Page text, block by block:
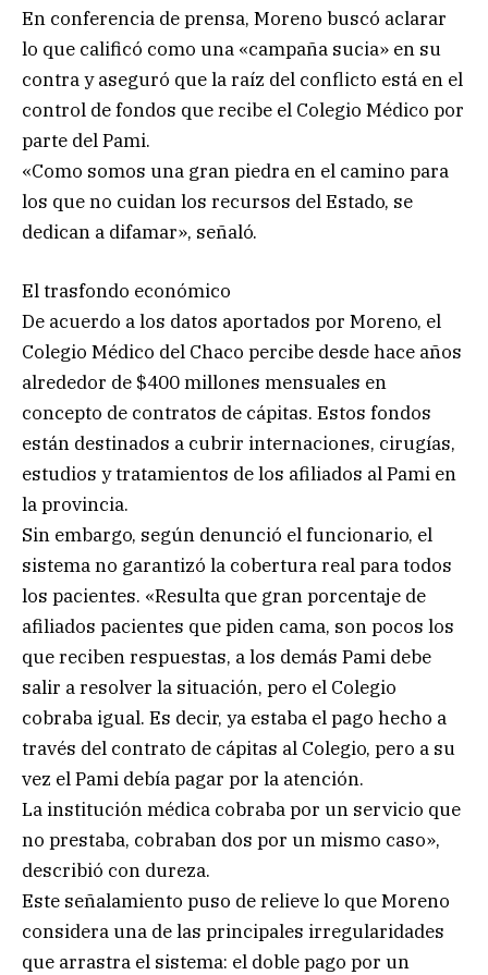
En conferencia de prensa, Moreno buscó aclarar
lo que calificó como una «campaña sucia» en su
contra y aseguró que la raíz del conflicto está en el
control de fondos que recibe el Colegio Médico por
parte del Pami.
«Como somos una gran piedra en el camino para
los que no cuidan los recursos del Estado, se
dedican a difamar», señaló.
El trasfondo económico
De acuerdo a los datos aportados por Moreno, el
Colegio Médico del Chaco percibe desde hace años
alrededor de $400 millones mensuales en
concepto de contratos de cápitas. Estos fondos
están destinados a cubrir internaciones, cirugías,
estudios y tratamientos de los afiliados al Pami en
la provincia.
Sin embargo, según denunció el funcionario, el
sistema no garantizó la cobertura real para todos
los pacientes. «Resulta que gran porcentaje de
afiliados pacientes que piden cama, son pocos los
que reciben respuestas, a los demás Pami debe
salir a resolver la situación, pero el Colegio
cobraba igual. Es decir, ya estaba el pago hecho a
través del contrato de cápitas al Colegio, pero a su
vez el Pami debía pagar por la atención.
La institución médica cobraba por un servicio que
no prestaba, cobraban dos por un mismo caso»,
describió con dureza.
Este señalamiento puso de relieve lo que Moreno
considera una de las principales irregularidades
que arrastra el sistema: el doble pago por un